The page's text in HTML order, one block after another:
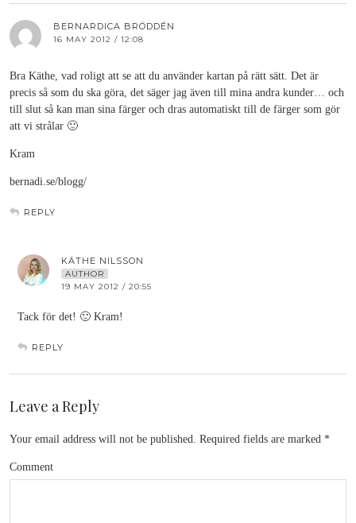
BERNARDICA BRÖDDÉN
16 MAY 2012 / 12:08
Bra Käthe, vad roligt att se att du använder kartan på rätt sätt. Det är
precis så som du ska göra, det säger jag även till mina andra kunder… och
till slut så kan man sina färger och dras automatiskt till de färger som gör
att vi strålar 🙂
Kram
bernadi.se/blogg/
REPLY
KÄTHE NILSSON
AUTHOR
19 MAY 2012 / 20:55
Tack för det! 🙂 Kram!
REPLY
Leave a Reply
Your email address will not be published. Required fields are marked *
Comment